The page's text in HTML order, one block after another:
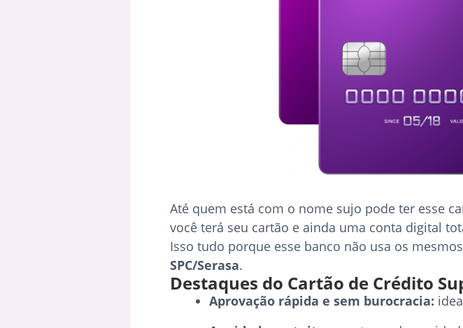
Até quem está com o nome sujo pode ter esse
você terá seu cartão e ainda uma conta digital
Isso tudo porque esse banco não usa os
SPC/Serasa.
Destaques do Cartão de Crédito
Aprovação rápida e sem burocracia: